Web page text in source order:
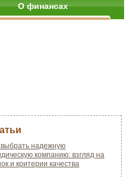
О финансах
выбрать надежную
компанию: взгляд на
и критерии качества